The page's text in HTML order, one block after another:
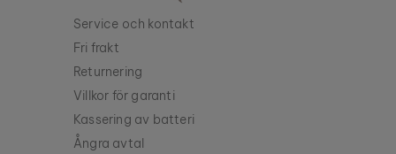
Service och kontakt
Fri frakt
Returnering
Villkor för garanti
Kassering av batteri
Ångra avtal